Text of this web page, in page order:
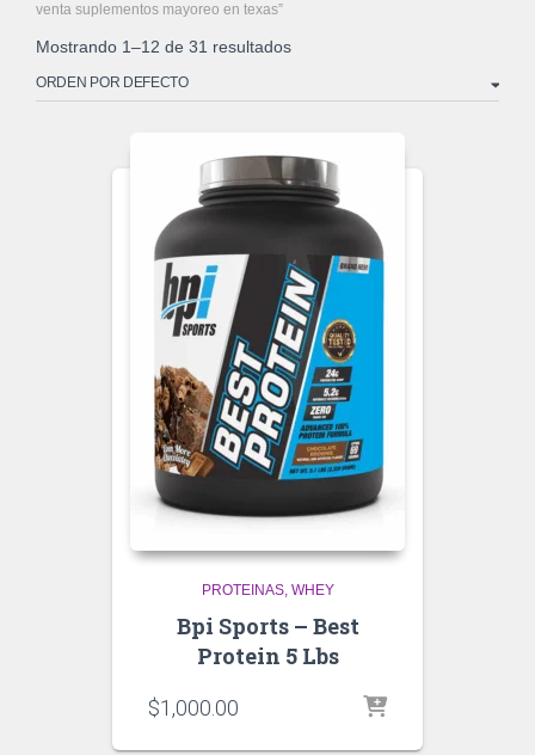
venta suplementos mayoreo en texas”
Mostrando 1–12 de 31 resultados
PROTEINAS WHEY
Bpi Sports – Best
Protein 5 Lbs
$1,000.00